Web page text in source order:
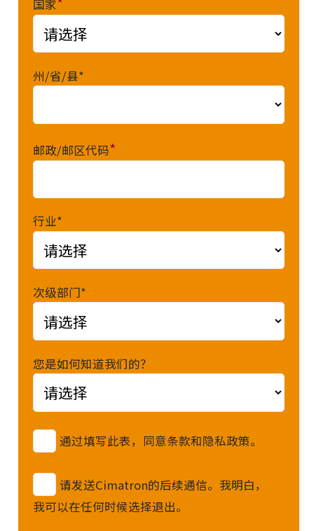
国家
州/省/县*
邮政/邮区代码*
行业*
次级部门*
您是如何知道我们的？
通过填写此表，同意条款和隐私政策。
请发送Cimatron的后续通信。我明白，
我可以在任何时候选择退出。